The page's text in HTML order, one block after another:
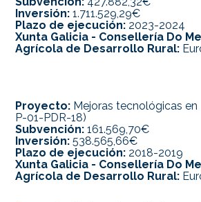
Inversión: 1.711.529,29€
Plazo de ejecución: 2023-2024
Xunta Galicia - Consellería Do
Agrícola de Desarrollo Rural:
Proyecto: Mejoras tecnológicas en
P-01-PDR-18)
Subvención: 161.569,70€
Inversión: 538.565,66€
Plazo de ejecución: 2018-2019
Xunta Galicia - Consellería Do
Agrícola de Desarrollo Rural: